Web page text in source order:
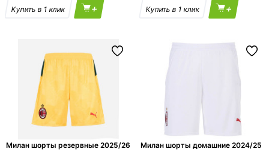
+ +
Милан шорты резервные 2025/26 Милан шорты домашние 2024/25